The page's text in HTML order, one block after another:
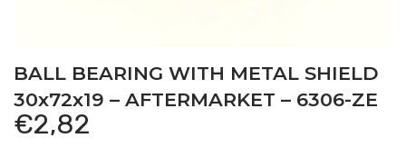
BALL BEARING WITH METAL SHIELD
30x72x19 – AFTERMARKET – 6306-ZE
€2,82